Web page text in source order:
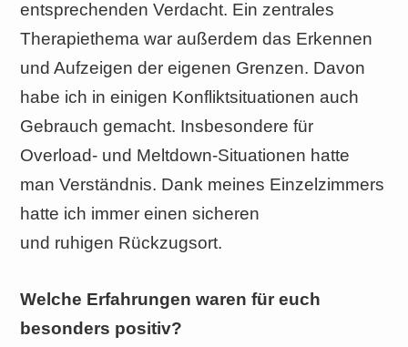
entsprechenden Verdacht. Ein zentrales
Therapiethema war außerdem das Erkennen
und Aufzeigen der eigenen Grenzen. Davon
habe ich in einigen Konfliktsituationen auch
Gebrauch gemacht. Insbesondere für
Overload- und Meltdown-Situationen hatte
man Verständnis. Dank meines Einzelzimmers
hatte ich immer einen sicheren
und ruhigen Rückzugsort.
Welche Erfahrungen waren für euch
besonders positiv?